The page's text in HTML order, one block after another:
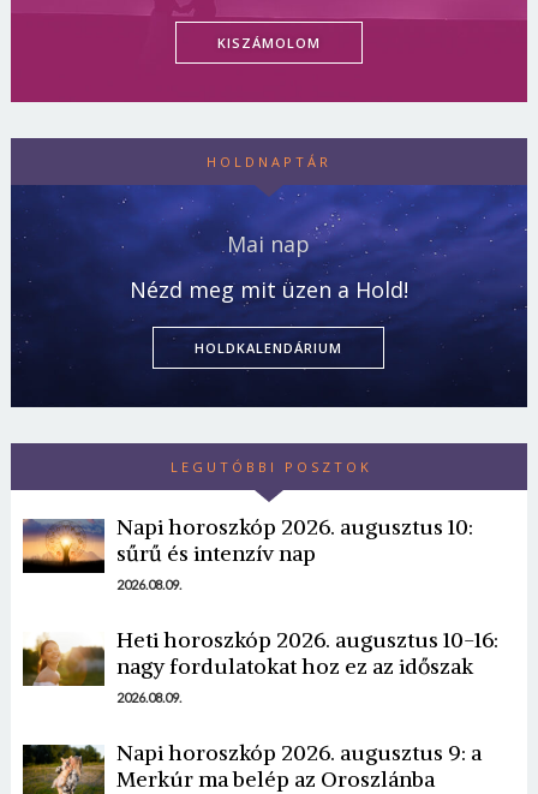
KISZÁMOLOM
HOLDNAPTÁR
Mai nap
Nézd meg mit üzen a Hold!
HOLDKALENDÁRIUM
LEGUTÓBBI POSZTOK
Napi horoszkóp 2026. augusztus 10:
sűrű és intenzív nap
2026.08.09.
Heti horoszkóp 2026. augusztus 10-16:
nagy fordulatokat hoz ez az időszak
2026.08.09.
Napi horoszkóp 2026. augusztus 9: a
Merkúr ma belép az Oroszlánba
Borsonline bejelentkezés
E-mail cím vagy felhasználónév
Jelszó